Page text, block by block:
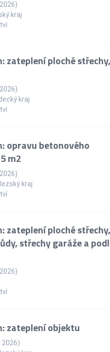
kraj
zateplení ploché
kraj
opravu betonového
m2
kraj
zateplení ploché střechy,
střechy garáže a
zateplení objektu
2026)